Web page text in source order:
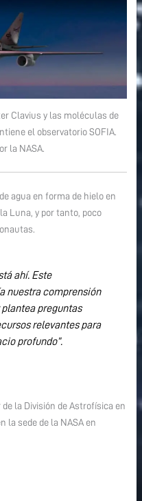
Clavius y las moléculas de
el observatorio SOFIA.
la NASA.
agua en forma de hielo en
Luna, y por tanto, poco
ahí. Este
nuestra comprensión
preguntas
relevantes para
profundo”.
la División de Astrofísica en
la sede de la NASA en